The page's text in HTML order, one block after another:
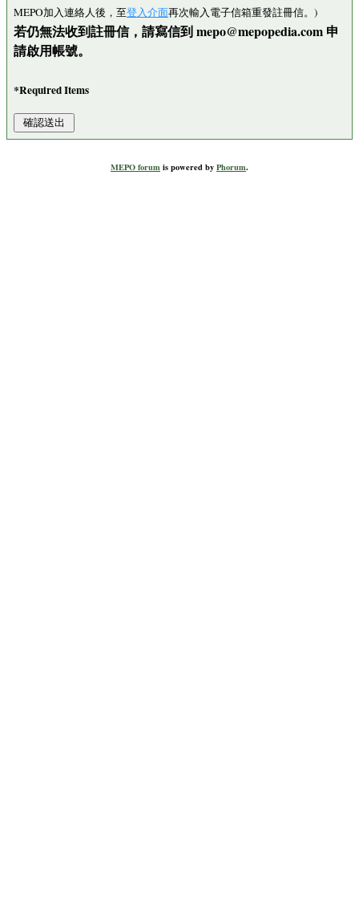
MEPO加入連絡人後，至登入介面再次輸入電子信箱重發註冊信。)
若仍無法收到註冊信，請寫信到 mepo@mepopedia.com 申
請啟用帳號。
*Required Items
MEPO forumis powered byPhorum.